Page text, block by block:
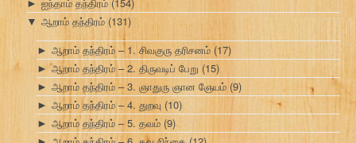
►
▼ ஆறாம் தந்திரம் (131)
► ஆறாம் தந்திரம் – 1. சிவகுரு தரிசனம் (17)
► ஆறாம் தந்திரம் – 2. திருவடிப் பேறு (15)
► ஆறாம் தந்திரம் – 3. ஞாதுரு ஞான ஞேயம் (9)
► ஆறாம் தந்திரம் – 4. துறவு (10)
► ஆறாம் தந்திரம் – 5. தவம் (9)